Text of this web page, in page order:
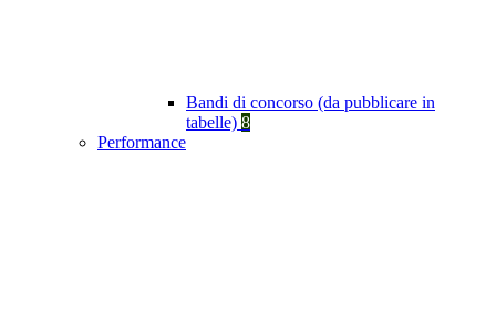
Bandi di concorso (da pubblicare in
tabelle) 8
Performance